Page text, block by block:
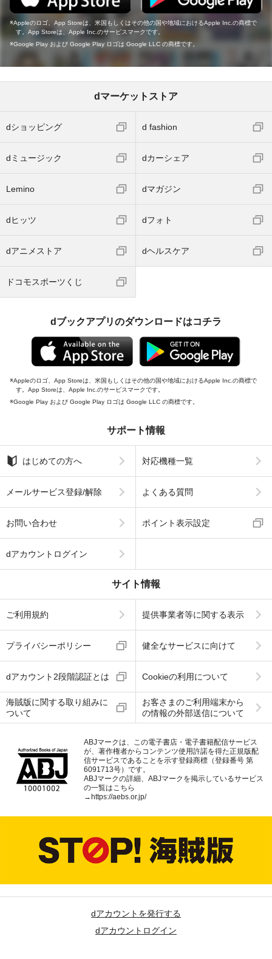
Appleのロゴ、App Storeは、米国もしくはその他の国や地域におけるApple Inc.の商標で
す。App Storeは、Apple Inc.のサービスマークです。
Google Play および Google Play ロゴは Google LLC の商標です。
dマーケットストア
dショッピング d fashion
dミュージック dカーシェア
Lemino dマガジン
dヒッツ dフォト
dアニメストア dヘルスケア
ドコモスポーツくじ
dブックアプリのダウンロードはコチラ
Appleのロゴ、App Storeは、米国もしくはその他の国や地域におけるApple Inc.の商標で
す。App Storeは、Apple Inc.のサービスマークです。
Google Play および Google Play ロゴは Google LLC の商標です。
サポート情報
はじめての方へ 対応機種一覧
メールサービス登録/解除 よくある質問
お問い合わせ ポイント表示設定
dアカウントログイン
サイト情報
ご利用規約 提供事業者等に関する表示
プライバシーポリシー 健全なサービスに向けて
dアカウント2段階認証とは Cookieの利用について
海賊版に関する取り組みに
ついて
お客さまのご利用端末から
の情報の外部送信について
ABJマークは、この電子書店・電子書籍配信サービス
が、著作権者からコンテンツ使用許諾を得た正規版配
信サービスであることを示す登録商標（登録番号 第
6091713号）です。
ABJマークの詳細、ABJマークを掲示しているサービス
の一覧はこちら
→https://aebs.or.jp/
dアカウントを発行する
dアカウントログイン